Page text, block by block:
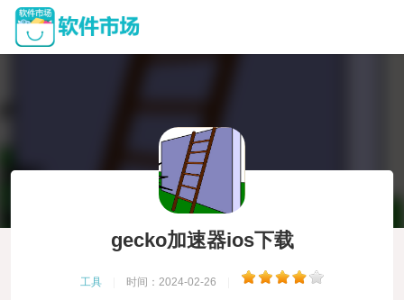
gecko加速器ios下载
工具 时间：2024-02-26